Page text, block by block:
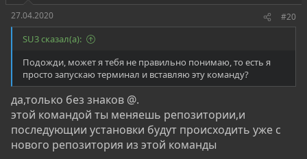
27.04.2020
#20
SU3 сказал(а):
Подожди, может я тебя не правильно понимаю, то есть я
просто запускаю терминал и вставляю эту команду?
да,только без знаков @.
этой командой ты меняешь репозитории,и
последующии установки будут происходить уже с
нового репозитория из этой команды